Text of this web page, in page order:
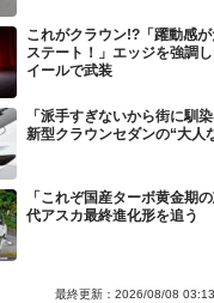
これがクラウン!?「躍動感
ステート！」エッジを強調
イールで武装
「派手すぎないから街に馴
新型クラウンセダンの“大人
「これぞ国産ターボ黄金期
代アスカ最終進化形を追う
最終更新：2026/08/08 03:13